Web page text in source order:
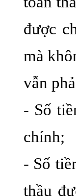
được
mà
vẫn
- Số
chính;
- Số
thầu